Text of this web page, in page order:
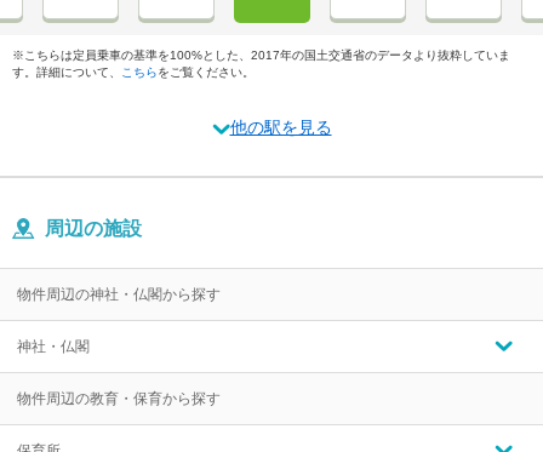
※こちらは定員乗車の基準を100%とした、2017年の国土交通省のデータより抜粋していま
す。詳細について、
こちらをご覧ください。
他の駅を見る
周辺の施設
物件周辺の神社・仏閣から探す
神社・仏閣
物件周辺の教育・保育から探す